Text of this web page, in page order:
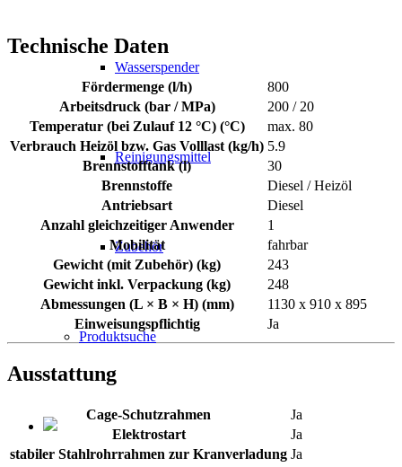
Wasserspender
Reinigungsmittel
Zubehör
Produktsuche
Technische Daten
Fördermenge (l/h)
800
Arbeitsdruck (bar / MPa)
200 / 20
Temperatur (bei Zulauf 12 °C) (°C)
max. 80
Verbrauch Heizöl bzw. Gas Volllast (kg/h) 5.9
Brennstofftank (l)
30
Brennstoffe
Diesel / Heizöl
Antriebsart
Diesel
Anzahl gleichzeitiger Anwender
1
Mobilität
fahrbar
Gewicht (mit Zubehör) (kg)
243
Gewicht inkl. Verpackung (kg)
248
Abmessungen (L × B × H) (mm)
1130 x 910 x 895
Einweisungspflichtig
Ja
Ausstattung
Cage-Schutzrahmen
Ja
Elektrostart
Ja
stabiler Stahlrohrrahmen zur Kranverladung Ja